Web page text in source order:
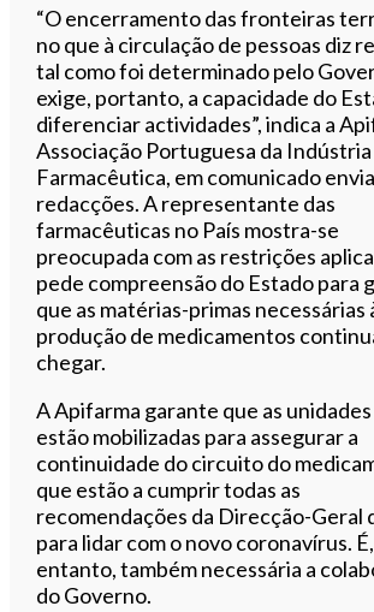
Ouvir este artigo
“O encerramento das fronteiras
no que à circulação de pessoas diz
tal como foi determinado pelo
exige, portanto, a capacidade do
diferenciar actividades”, indica a
Associação Portuguesa da Indústria
Farmacêutica, em comunicado
redacções. A representante das
farmacêuticas no País mostra-se
preocupada com as restrições
pede compreensão do Estado para
que as matérias-primas necessárias
produção de medicamentos
chegar.
A Apifarma garante que as
estão mobilizadas para assegurar a
continuidade do circuito do
que estão a cumprir todas as
recomendações da Direcção-Geral
para lidar com o novo coronavírus.
entanto, também necessária a
do Governo.